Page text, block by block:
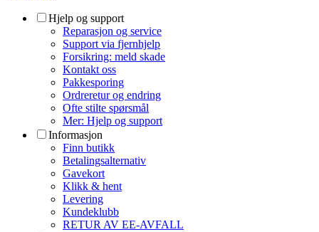
Hjelp og support
Reparasjon og service
Support via fjernhjelp
Forsikring: meld skade
Kontakt oss
Pakkesporing
Ordreretur og endring
Ofte stilte spørsmål
Mer: Hjelp og support
Informasjon
Finn butikk
Betalingsalternativ
Gavekort
Klikk & hent
Levering
Kundeklubb
RETUR AV EE-AVFALL